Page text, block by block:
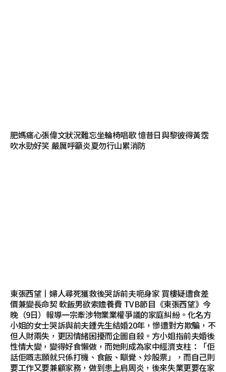
肥媽痛心張偉文狀況難忘坐輪椅唱歌 憶昔日與黎彼得黃霑
吹水勁好笑 嚴厲呼籲炎夏勿行山累消防
東張西望丨婦人尋死獲救後哭訴前夫呃身家 買樓疑遭食差
價兼變長命契 軟飯男欲索贍養費 TVB節目《東張西望》今
晚（9日）報導一宗牽涉物業業權爭議的家庭糾紛。化名方
小姐的女士哭訴與前夫鍾先生結婚20年，慘遭對方欺騙，不
但人財兩失，更因情緒困擾而企圖自殺。方小姐指前夫婚後
性情大變，變得好食懶做，而她則成為家中經濟支柱：「佢
話佢嘅志願就只係打機、食飯、瞓覺、炒股票」，而自己則
要工作又要兼顧家務，做到患上肩周炎，後來失業更要在家